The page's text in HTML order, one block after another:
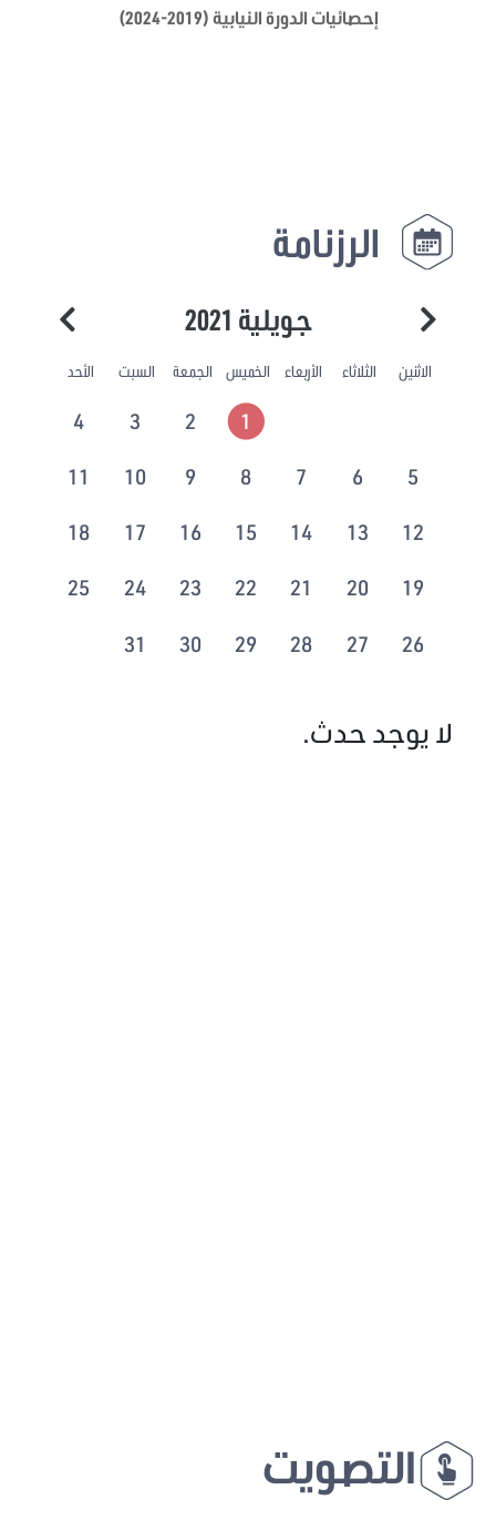
إحصائيات الدورة النيابية (2019-2024)
الرزنامة
جويلية 2021
الاثنين الثلاثاء الأربعاء الخميس الجمعة السبت الأحد
1
2
3
4
5
6
7
8
9
10
11
12
13
14
15
16
17
18
19
20
21
22
23
24
25
26
27
28
29
30
31
لا يوجد حدث.
التصويت